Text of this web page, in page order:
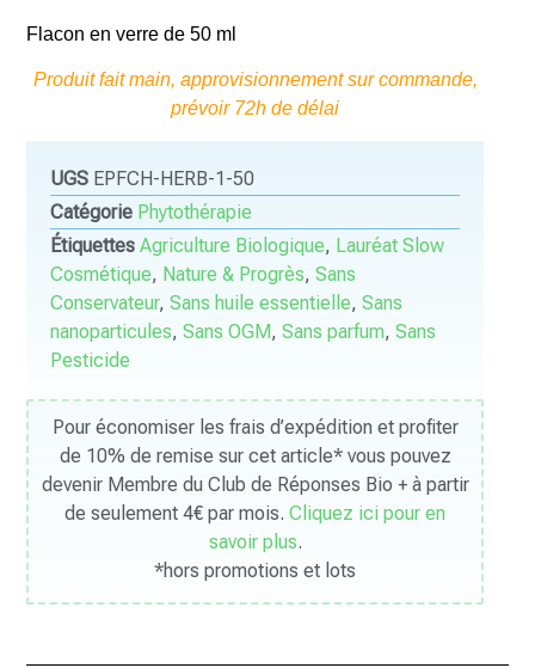
Flacon en verre de 50 ml
Produit fait main, approvisionnement sur commande,
prévoir 72h de délai
UGS EPFCH-HERB-1-50
Catégorie Phytothérapie
Étiquettes Agriculture Biologique, Lauréat Slow
Cosmétique, Nature & Progrès,Sans
Conservateur,Sans huile essentielle,Sans
nanoparticules,Sans OGM,Sans parfum,Sans
Pesticide
Pour économiser les frais d’expédition et profiter
de 10% de remise sur cet article* vous pouvez
devenir Membre du Club de Réponses Bio + à partir
de seulement 4€ par mois.Cliquez ici pour en
savoir plus.
*hors promotions et lots